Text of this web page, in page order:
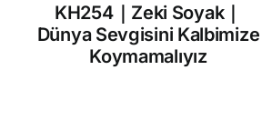
KH254｜Zeki Soyak｜
Dünya Sevgisini Kalbimize
Koymamalıyız